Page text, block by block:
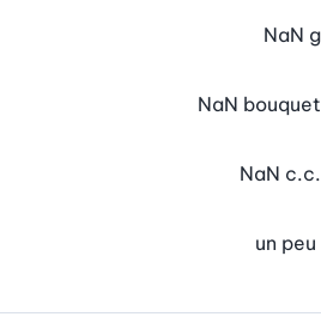
NaN g
NaN bouquet
NaN c.c.
un peu